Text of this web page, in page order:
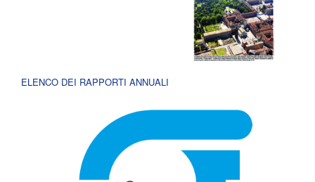
ELENCO DEI RAPPORTI ANNUALI